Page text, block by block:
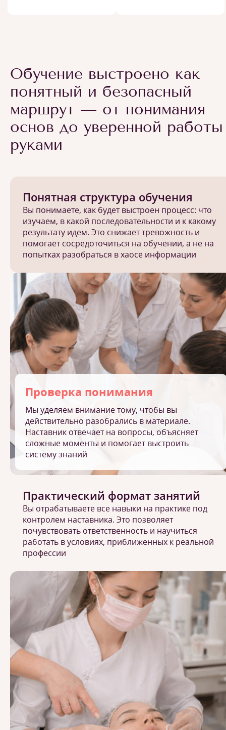
Обучение выстроено как
понятный и безопасный
маршрут — от понимания
основ до уверенной работы
руками
Понятная структура обучения
Вы понимаете, как будет выстроен процесс: что
изучаем, в какой последовательности и к какому
результату идем. Это снижает тревожность и
помогает сосредоточиться на обучении, а не на
попытках разобраться в хаосе информации
Проверка понимания
Мы уделяем внимание тому, чтобы вы
действительно разобрались в материале.
Наставник отвечает на вопросы, объясняет
сложные моменты и помогает выстроить
систему знаний
Практический формат занятий
Вы отрабатываете все навыки на практике под
контролем наставника. Это позволяет
почувствовать ответственность и научиться
работать в условиях, приближенных к реальной
профессии